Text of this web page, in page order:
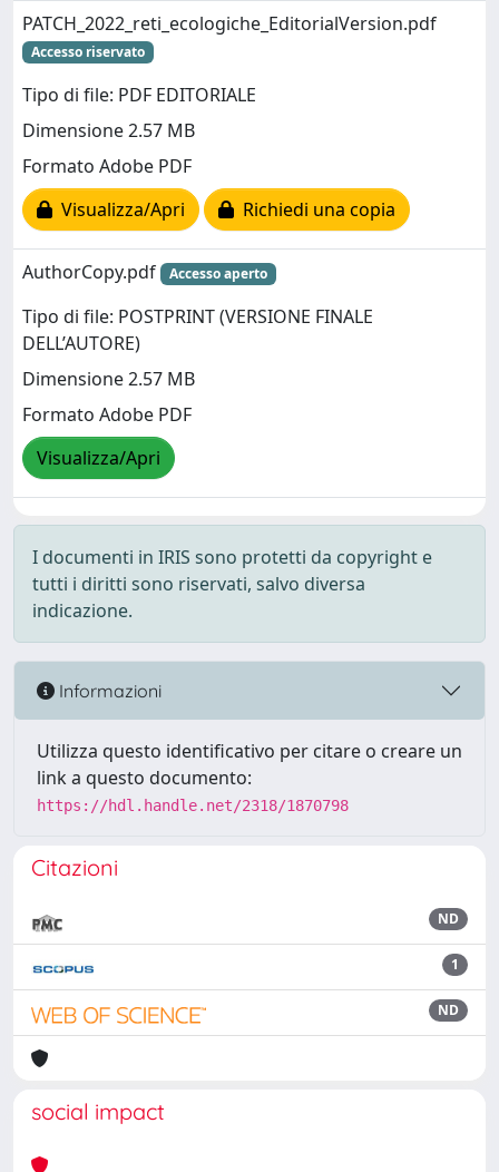
PATCH_2022_reti_ecologiche_EditorialVersion.pdf
Accesso riservato
Tipo di file: PDF EDITORIALE
Dimensione 2.57 MB
Formato Adobe PDF
Visualizza/Apri
Richiedi una copia
AuthorCopy.pdf Accesso aperto
Tipo di file: POSTPRINT (VERSIONE FINALE
DELL’AUTORE)
Dimensione 2.57 MB
Formato Adobe PDF
Visualizza/Apri
I documenti in IRIS sono protetti da copyright e
tutti i diritti sono riservati, salvo diversa
indicazione.
Informazioni
Utilizza questo identificativo per citare o creare un
link a questo documento:
https://hdl.handle.net/2318/1870798
Citazioni
ND
1
ND
social impact